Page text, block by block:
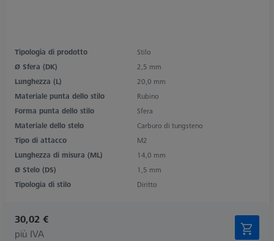
Tipologia di prodotto
Stilo
Ø Sfera (DK)
2,5 mm
Lunghezza (L)
20,0 mm
Materiale punta dello stilo
Rubino
Forma punta dello stilo
Sfera
Materiale dello stelo
Carburo di tungsteno
Tipo di attacco
M2
Lunghezza di misura (ML)
14,0 mm
Ø Stelo (DS)
1,5 mm
Tipologia di stilo
Diritto
30,02 €
più IVA